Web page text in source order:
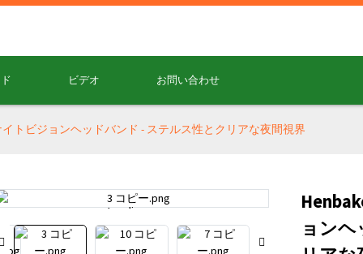
ビデオ お問い合わせ
イトビジョンヘッドバンド - ステルス性とクリアな夜間視界
Loading...
Loading...
ョン